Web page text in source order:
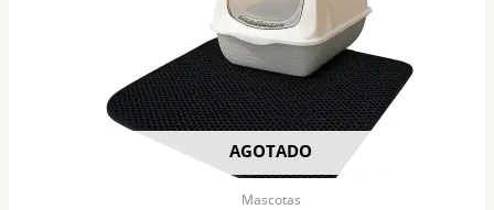
AGOTADO
Mascotas